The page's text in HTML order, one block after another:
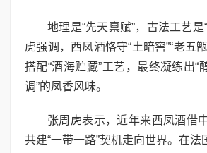
地理是“先天禀赋”，古法工艺是
虎强调，西凤酒恪守“土暗窖”“老五
搭配“酒海贮藏”工艺，最终凝练出“
调”的凤香风味。
张周虎表示，近年来西凤酒借
共建“一带一路”契机走向世界。在法